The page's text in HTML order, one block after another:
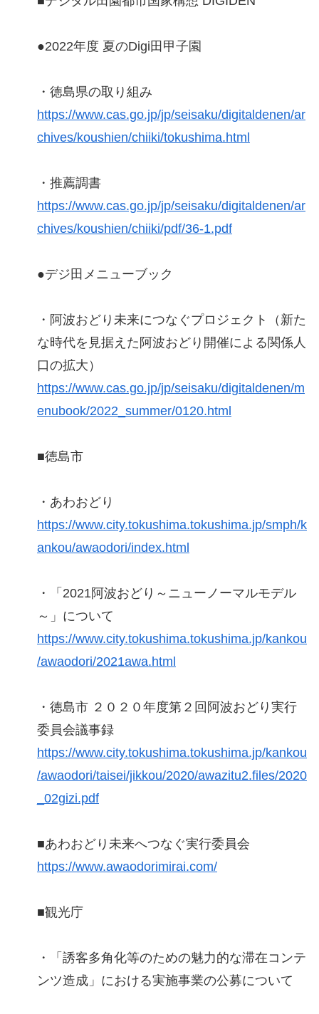
●2022年度 夏のDigi田甲子園
・徳島県の取り組み
https://www.cas.go.jp/jp/seisaku/digitaldenen/ar
chives/koushien/chiiki/tokushima.html
・推薦調書
https://www.cas.go.jp/jp/seisaku/digitaldenen/ar
chives/koushien/chiiki/pdf/36-1.pdf
●デジ田メニューブック
・阿波おどり未来につなぐプロジェクト（新た
な時代を見据えた阿波おどり開催による関係人
口の拡大）
https://www.cas.go.jp/jp/seisaku/digitaldenen/m
enubook/2022_summer/0120.html
■徳島市
・あわおどり
https://www.city.tokushima.tokushima.jp/smph/k
ankou/awaodori/index.html
・「2021阿波おどり～ニューノーマルモデル
～」について
https://www.city.tokushima.tokushima.jp/kankou
/awaodori/2021awa.html
・徳島市 ２０２０年度第２回阿波おどり実行
委員会議事録
https://www.city.tokushima.tokushima.jp/kankou
/awaodori/taisei/jikkou/2020/awazitu2.files/2020
_02gizi.pdf
■あわおどり未来へつなぐ実行委員会
https://www.awaodorimirai.com/
■観光庁
・「誘客多角化等のための魅力的な滞在コンテ
ンツ造成」における実施事業の公募について